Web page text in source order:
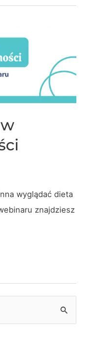
wyglądać dieta
znajdziesz